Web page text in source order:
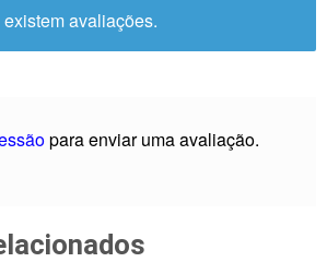
avaliações.
para enviar uma avaliação.